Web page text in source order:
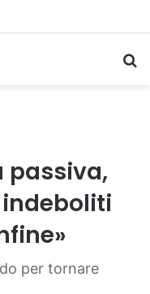
passiva,
indeboliti
per tornare